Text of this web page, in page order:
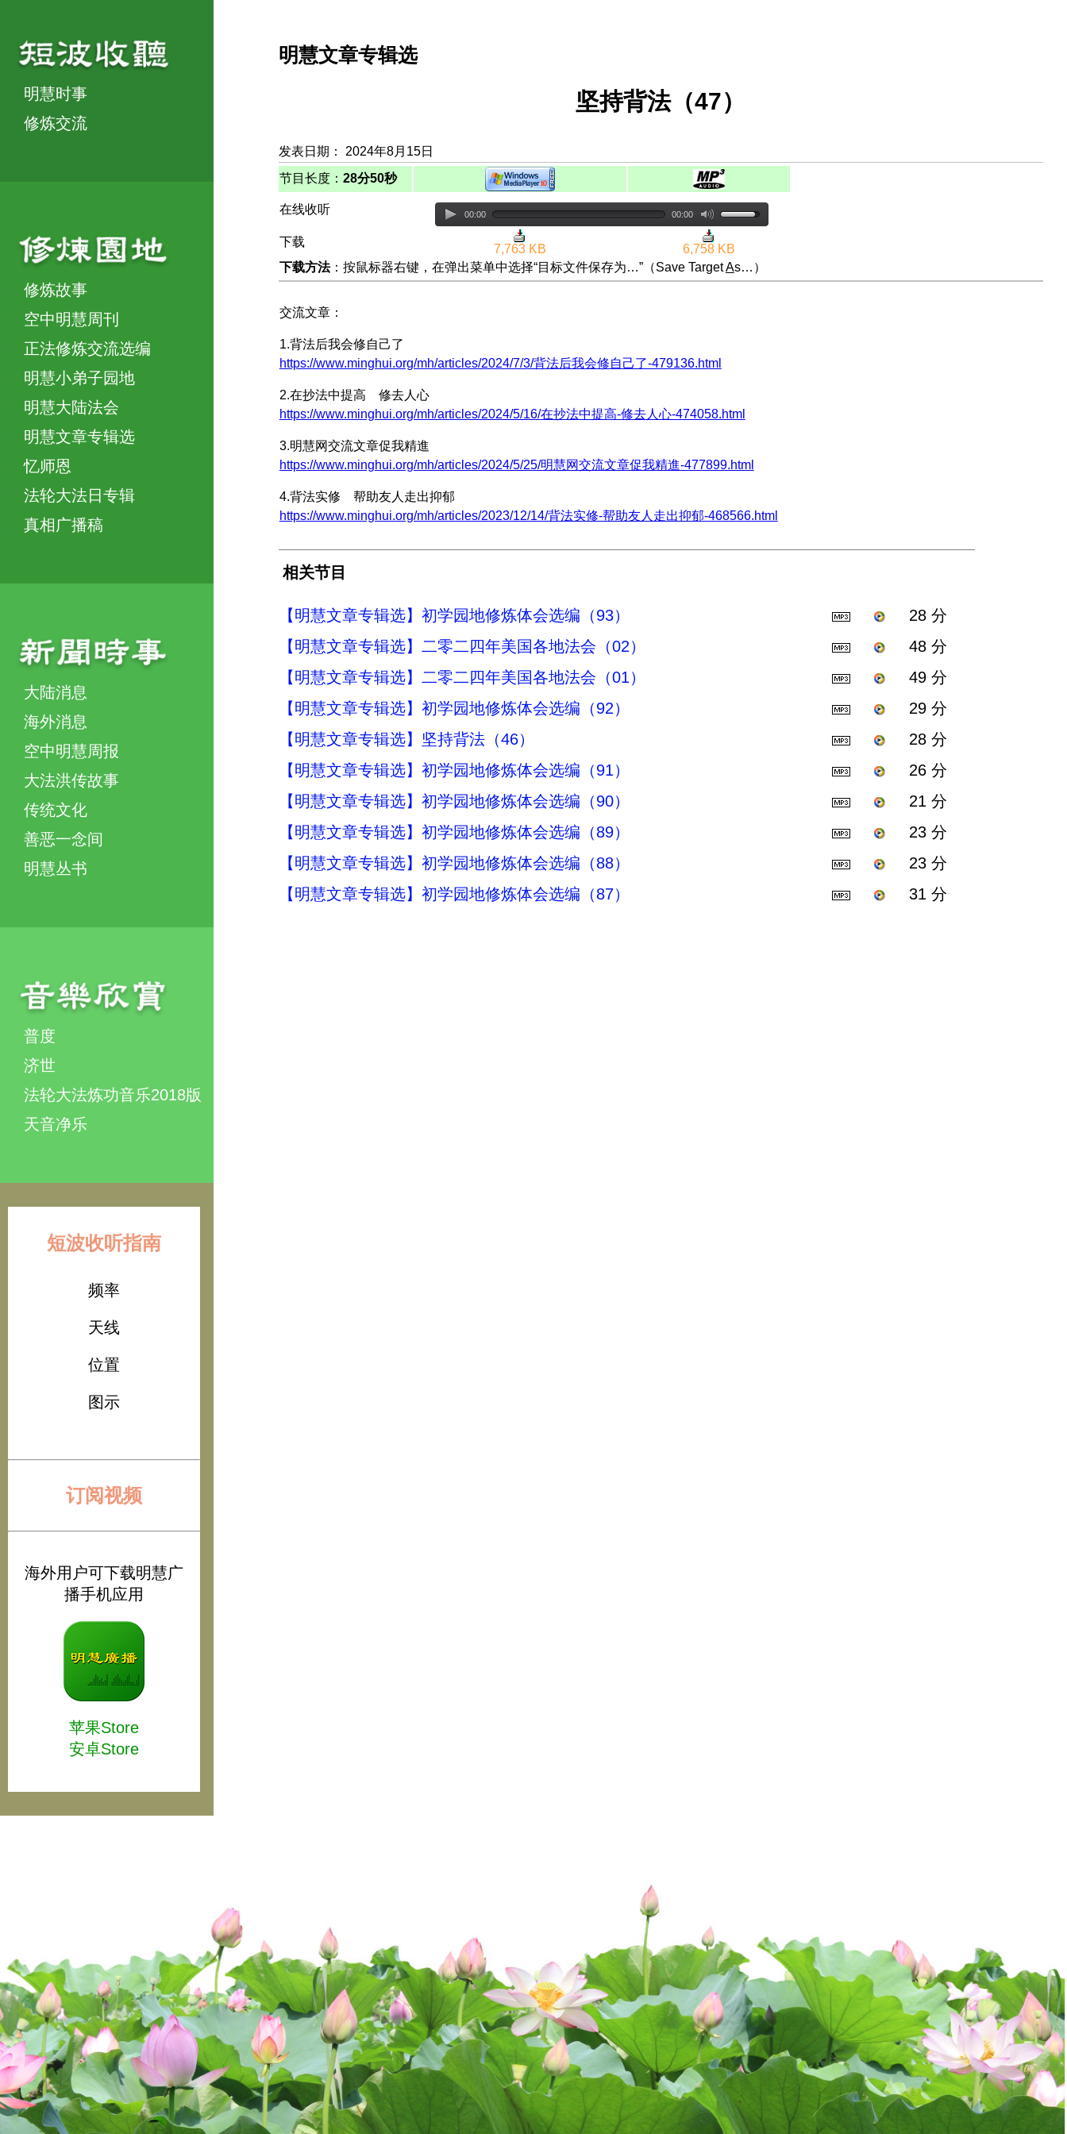
明慧时事
修炼交流
修炼故事
空中明慧周刊
正法修炼交流选编
明慧小弟子园地
明慧大陆法会
明慧文章专辑选
忆师恩
法轮大法日专辑
真相广播稿
大陆消息
海外消息
空中明慧周报
大法洪传故事
传统文化
善恶一念间
明慧丛书
普度
济世
法轮大法炼功音乐2018版
天音净乐
短波收听指南
频率
天线
位置
图示
订阅视频
海外用户可下载明慧广
播手机应用
苹果Store
安卓Store
明慧文章专辑选
坚持背法（47）
发表日期： 2024年8月15日
节目长度： 28分50秒
在线收听 00:00 00:00
下载
7,763 KB
6,758 KB
下载方法：按鼠标器右键，在弹出菜单中选择“目标文件保存为…”（Save TargetAs…）
交流文章：
1.背法后我会修自己了
https://www.minghui.org/mh/articles/2024/7/3/背法后我会修自己了-479136.html
2.在抄法中提高 修去人心
https://www.minghui.org/mh/articles/2024/5/16/在抄法中提高-修去人心-474058.html
3.明慧网交流文章促我精進
https://www.minghui.org/mh/articles/2024/5/25/明慧网交流文章促我精進-477899.html
4.背法实修 帮助友人走出抑郁
https://www.minghui.org/mh/articles/2023/12/14/背法实修-帮助友人走出抑郁-468566.html
相关节目
【明慧文章专辑选】初学园地修炼体会选编（93）
28 分
【明慧文章专辑选】二零二四年美国各地法会（02）
48 分
【明慧文章专辑选】二零二四年美国各地法会（01）
49 分
【明慧文章专辑选】初学园地修炼体会选编（92）
29 分
【明慧文章专辑选】坚持背法（46）
28 分
【明慧文章专辑选】初学园地修炼体会选编（91）
26 分
【明慧文章专辑选】初学园地修炼体会选编（90）
21 分
【明慧文章专辑选】初学园地修炼体会选编（89）
23 分
【明慧文章专辑选】初学园地修炼体会选编（88）
23 分
【明慧文章专辑选】初学园地修炼体会选编（87）
31 分